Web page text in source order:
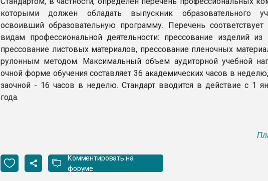
которыми должен обладать выпускник образовательного
освоивший образовательную программу. Перечень
видам профессиональной деятельности: прессование изделий из
прессование листовых материалов, прессование пленочных
рулонным методом. Максимальный объем аудиторной учебной
очной форме обучения составляет 36 академических часов в
заочной - 16 часов в неделю. Стандарт вводится в действие с 1
года.
Комментировать на
форуме